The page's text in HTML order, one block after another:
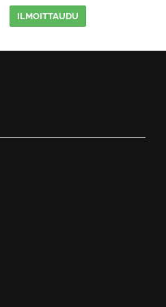
ILMOITTAUDU